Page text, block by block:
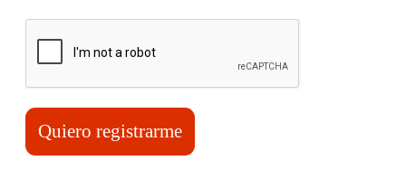
Quiero registrarme